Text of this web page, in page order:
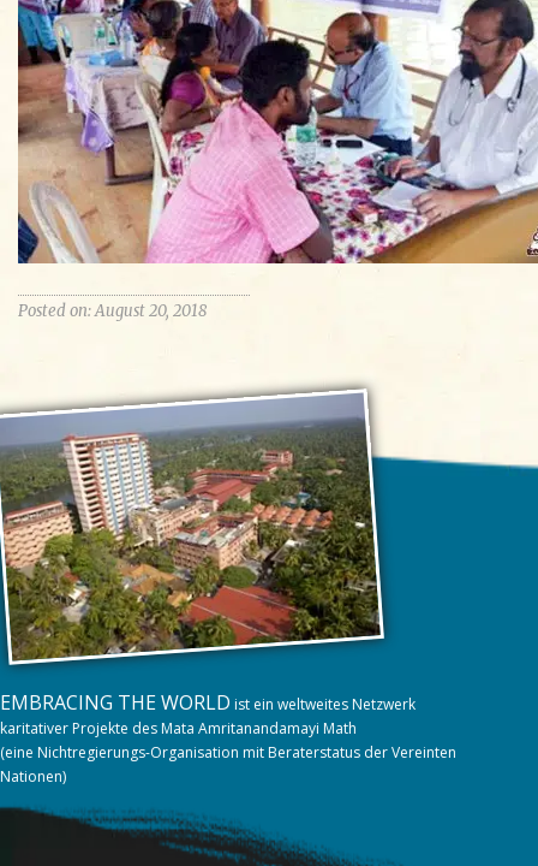
Posted on: August 20, 2018
EMBRACING THE WORLD ist ein weltweites Netzwerk
karitativer Projekte des Mata Amritanandamayi Math
(eine Nichtregierungs-Organisation mit Beraterstatus der Vereinten
Nationen)